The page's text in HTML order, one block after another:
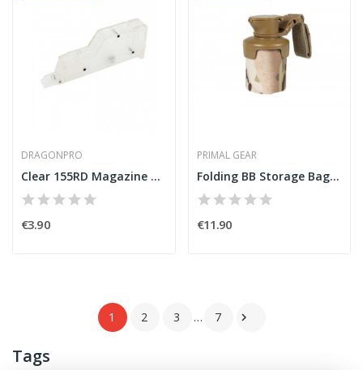
Tags
DRAGONPRO
Clear 155RD Magazine BB Loader [DragonPro]
€3.90
PRIMAL GEAR
Folding BB Storage Bag Multicam [Primal Gear]
€11.90
1 2 3 … 7 